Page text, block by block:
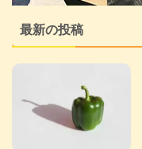
最新の投稿